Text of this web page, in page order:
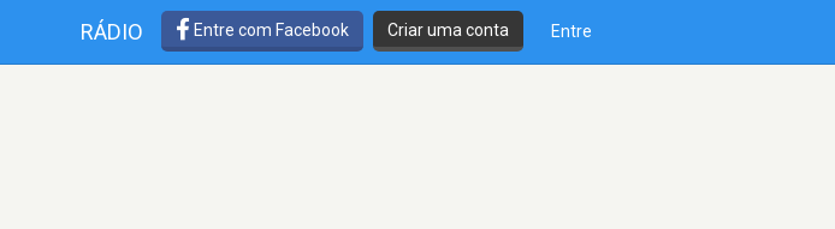
RÁDIO Entre com Facebook Criar uma conta Entre